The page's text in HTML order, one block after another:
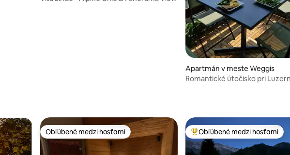
Apartmán v meste Weggis
Romantické útočisko pri
Obľúbené medzi hosťami
Obľúbené medzi hosťami Najobľúbenejšie medzi hosťami
Obľúbené medzi hosťami